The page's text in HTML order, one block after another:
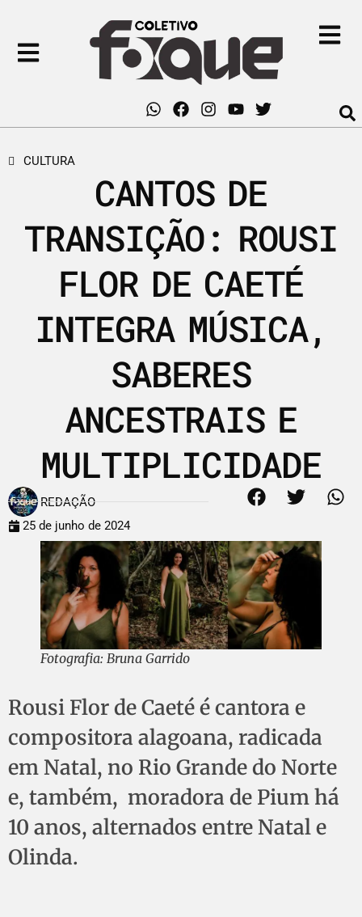
CULTURA
CANTOS DE
TRANSIÇÃO: ROUSI
FLOR DE CAETÉ
INTEGRA MÚSICA,
SABERES
ANCESTRAIS E
MULTIPLICIDADE
REDAÇÃO
25 de junho de 2024
Fotografia: Bruna Garrido
Rousi Flor de Caeté é cantora e
compositora alagoana, radicada
em Natal, no Rio Grande do Norte
e, também, moradora de Pium há
10 anos, alternados entre Natal e
Olinda.